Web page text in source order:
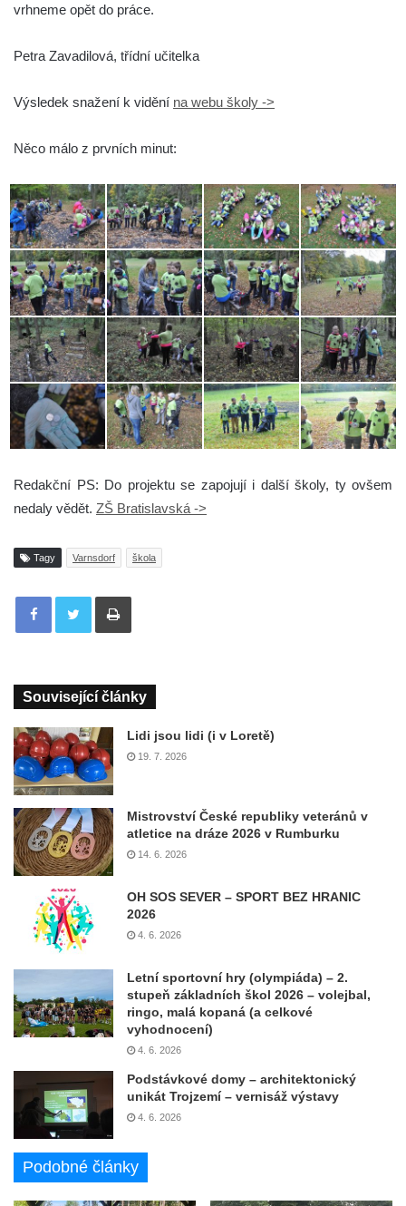
vrhneme opět do práce.
Petra Zavadilová, třídní učitelka
Výsledek snažení k vidění na webu školy ->
Něco málo z prvních minut:
Redakční PS: Do projektu se zapojují i další školy, ty ovšem
nedaly vědět. ZŠ Bratislavská ->
Tagy Varnsdorf škola
Tisknout
Související články
Lidi jsou lidi (i v Loretě)
19. 7. 2026
Mistrovství České republiky veteránů v
atletice na dráze 2026 v Rumburku
14. 6. 2026
OH SOS SEVER – SPORT BEZ HRANIC
2026
4. 6. 2026
Letní sportovní hry (olympiáda) – 2.
stupeň základních škol 2026 – volejbal,
ringo, malá kopaná (a celkové
vyhodnocení)
4. 6. 2026
Podstávkové domy – architektonický
unikát Trojzemí – vernisáž výstavy
4. 6. 2026
Podobné články